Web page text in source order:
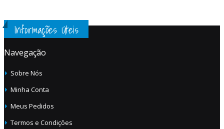
Informações Úteis
Navegação
Sobre Nós
Minha Conta
Meus Pedidos
Termos e Condições